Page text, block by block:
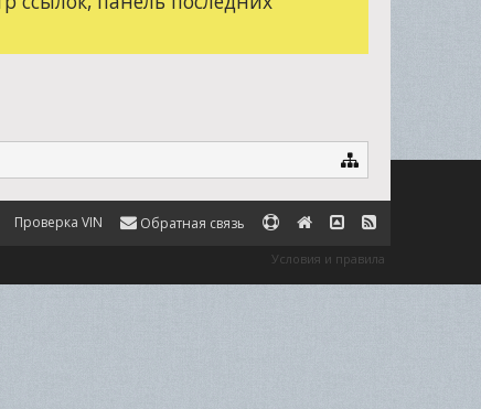
Проверка VIN Обратная связь
Условия и правила